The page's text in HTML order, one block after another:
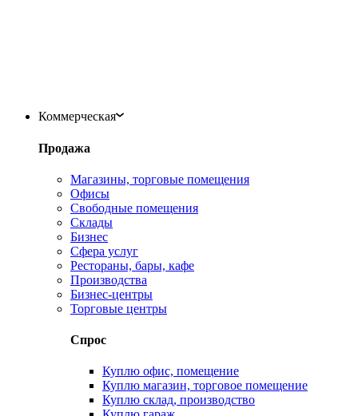
Коммерческая
Продажа
Магазины, торговые помещения
Офисы
Свободные помещения
Склады
Бизнес
Сфера услуг
Рестораны, бары, кафе
Производства
Бизнес-центры
Торговые центры
Спрос
Куплю офис, помещение
Куплю магазин, торговое помещение
Куплю склад, производство